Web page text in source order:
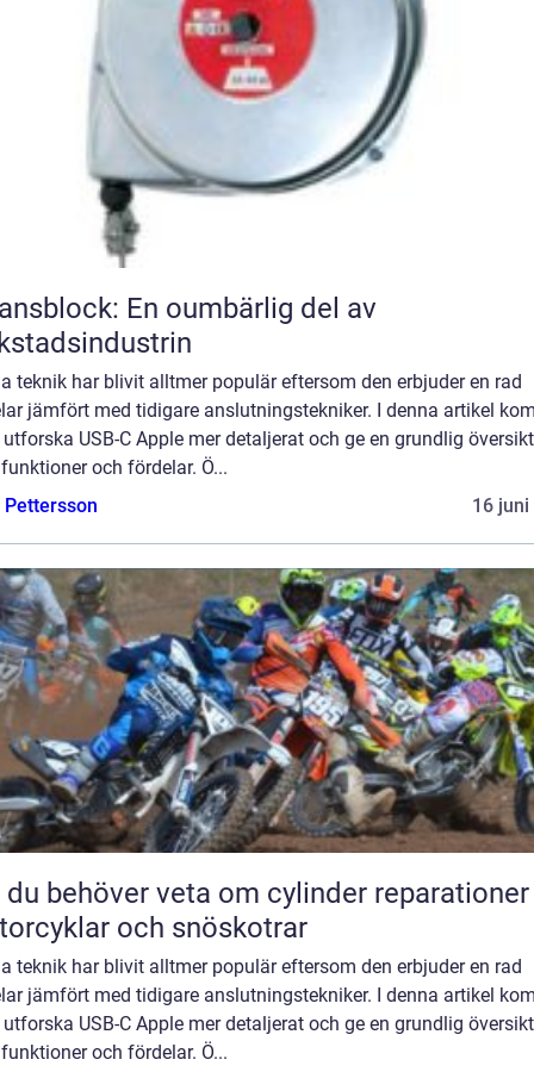
En oumbärlig del av
teknik har blivit alltmer populär eftersom den erbjuder en rad
jämfört med tidigare anslutningstekniker. I denna artikel
USB-C Apple mer detaljerat och ge en grundlig
och fördelar. Ö...
16 juni
behöver veta om cylinder
och snöskotrar
teknik har blivit alltmer populär eftersom den erbjuder en rad
jämfört med tidigare anslutningstekniker. I denna artikel
USB-C Apple mer detaljerat och ge en grundlig
och fördelar. Ö...